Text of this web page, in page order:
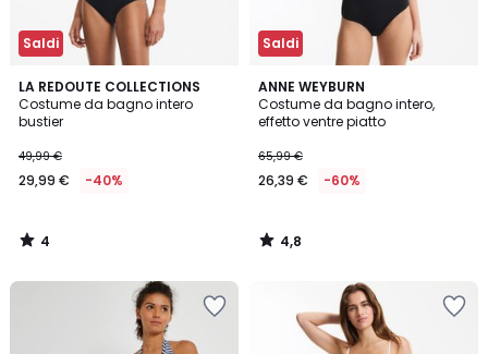
Saldi
LA REDOUTE COLLECTIONS
Costume da bagno intero
bustier
49,99 €
29,99 € -40%
4
/
5
4
/
Saldi
ANNE WEYBURN
Costume da bagno intero,
effetto ventre piatto
65,99 €
26,39 € -60%
4,8
/ 5
4,8
/